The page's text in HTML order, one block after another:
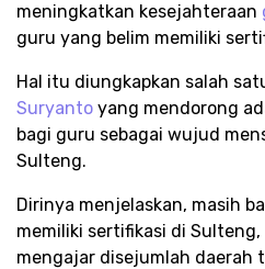
meningkatkan kesejahteraan
guru yang belim memiliki
Hal itu diungkapkan salah
Suryanto yang mendorong
bagi guru sebagai wujud
Sulteng.
Dirinya menjelaskan, masih
memiliki sertifikasi di
mengajar disejumlah daerah